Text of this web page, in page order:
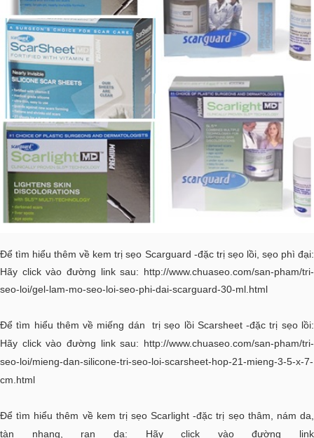
Để tìm hiểu thêm về kem trị sẹo Scarguard -đặc trị sẹo lồi, sẹo phì đại:
Hãy click vào đường link sau: http://www.chuaseo.com/san-pham/tri-
seo-loi/gel-lam-mo-seo-loi-seo-phi-dai-scarguard-30-ml.html
Để tìm hiểu thêm về miếng dán trị sẹo lồi Scarsheet -đặc trị sẹo lồi:
Hãy click vào đường link sau: http://www.chuaseo.com/san-pham/tri-
seo-loi/mieng-dan-silicone-tri-seo-loi-scarsheet-hop-21-mieng-3-5-x-7-
cm.html
Để tìm hiểu thêm về kem trị sẹo Scarlight -đặc trị sẹo thâm, nám da,
tàn nhang, rạn da: Hãy click vào đường link